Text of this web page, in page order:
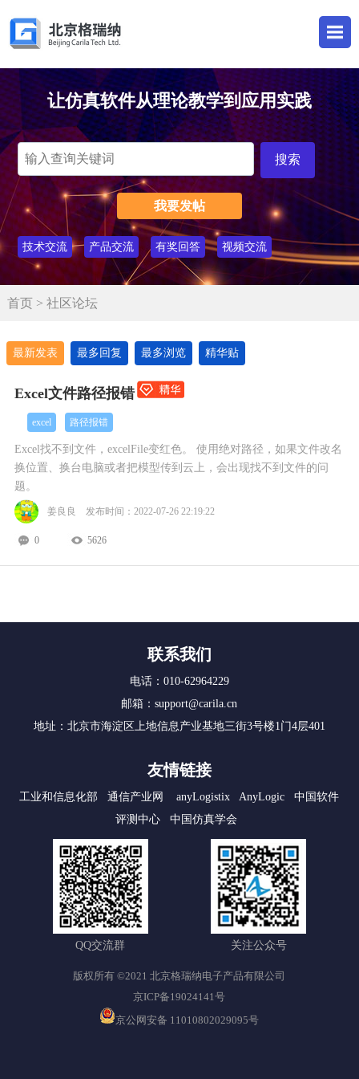
让仿真软件从理论教学到应用实践
我要发帖
技术交流 产品交流 有奖回答 视频交流
首页> 社区论坛
最新发表 最多回复 最多浏览 精华贴
Excel文件路径报错
excel 路径报错
Excel找不到文件，excelFile变红色。 使用绝对路径，如果文件改名
换位置、换台电脑或者把模型传到云上，会出现找不到文件的问
题。
姜良良 发布时间：2022-07-26 22:19:22
0 5626
联系我们
电话：010-62964229
邮箱：support@carila.cn
地址：北京市海淀区上地信息产业基地三街3号楼1门4层401
友情链接
工业和信息化部 通信产业网 anyLogistix AnyLogic
中国软件
评测中心
中国仿真学会
QQ交流群 关注公众号
版权所有 ©2021 北京格瑞纳电子产品有限公司
京ICP备19024141号
京公网安备 11010802029095号